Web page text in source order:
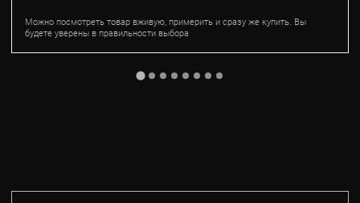
Можно посмотреть товар вживую, примерить и сразу же купить. Вы
будете уверены в правильности выбора